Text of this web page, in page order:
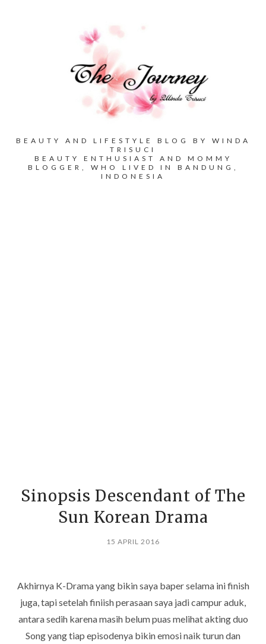
BEAUTY AND LIFESTYLE BLOG BY WINDA
TRISUCI
BEAUTY ENTHUSIAST AND MOMMY
BLOGGER, WHO LIVED IN BANDUNG,
INDONESIA
Sinopsis Descendant of The
Sun Korean Drama
15 APRIL 2016
Akhirnya K-Drama yang bikin saya baper selama ini finish
juga, tapi setelah finiish perasaan saya jadi campur aduk,
antara sedih karena masih belum puas melihat akting duo
Song yang tiap episodenya bikin emosi naik turun dan